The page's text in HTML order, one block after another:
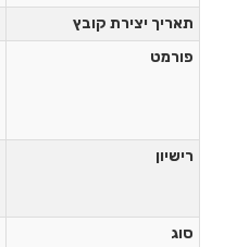
תאריך יצירת קובץ
פורמט
רישיון
סוג